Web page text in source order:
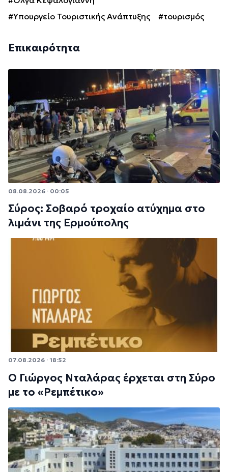
#Υπουργείο Τουριστικής Ανάπτυξης
#τουρισμός
Επικαιρότητα
08.08.2026 · 00:05
Σύρος: Σοβαρό τροχαίο ατύχημα στο
λιμάνι της Ερμούπολης
07.08.2026 · 18:52
Ο Γιώργος Νταλάρας έρχεται στη Σύρο
με το «Ρεμπέτικο»